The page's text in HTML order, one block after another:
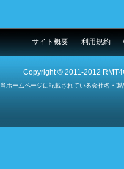
サイト概要 利用規約
Copyright © 2011-2012
当ホームページに記載されている会社名・